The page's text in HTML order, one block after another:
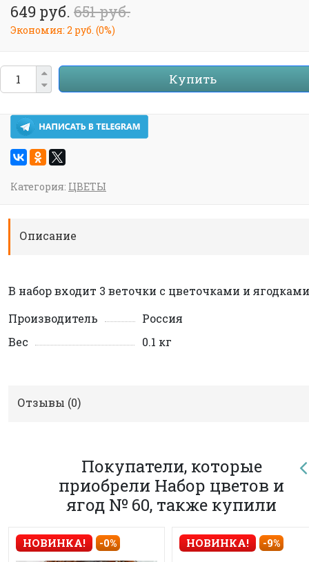
649 руб. 651 руб.
Экономия: 2 руб. (0%)
Купить
Категория: ЦВЕТЫ
Описание
В набор входит 3 веточки с цветочками и
Производитель
Россия
Вес
0.1 кг
Отзывы (0)
Покупатели, которые
приобрели Набор цветов и
ягод № 60, также купили
НОВИНКА! -0% НОВИНКА! -9%